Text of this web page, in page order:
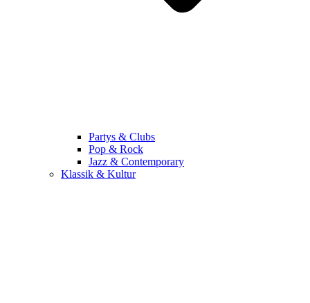
Partys & Clubs
Pop & Rock
Jazz & Contemporary
Klassik & Kultur